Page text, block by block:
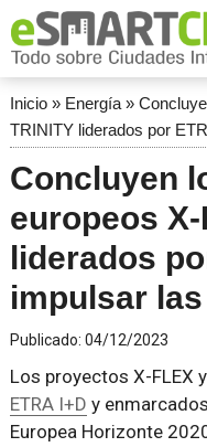
Inicio» Energía»
TRINITY liderados por
Concluyen
europeos X-
liderados
impulsar
Publicado: 04/12/2023
Los proyectos X-FLEX
ETRA I+D y
Europea Horizonte